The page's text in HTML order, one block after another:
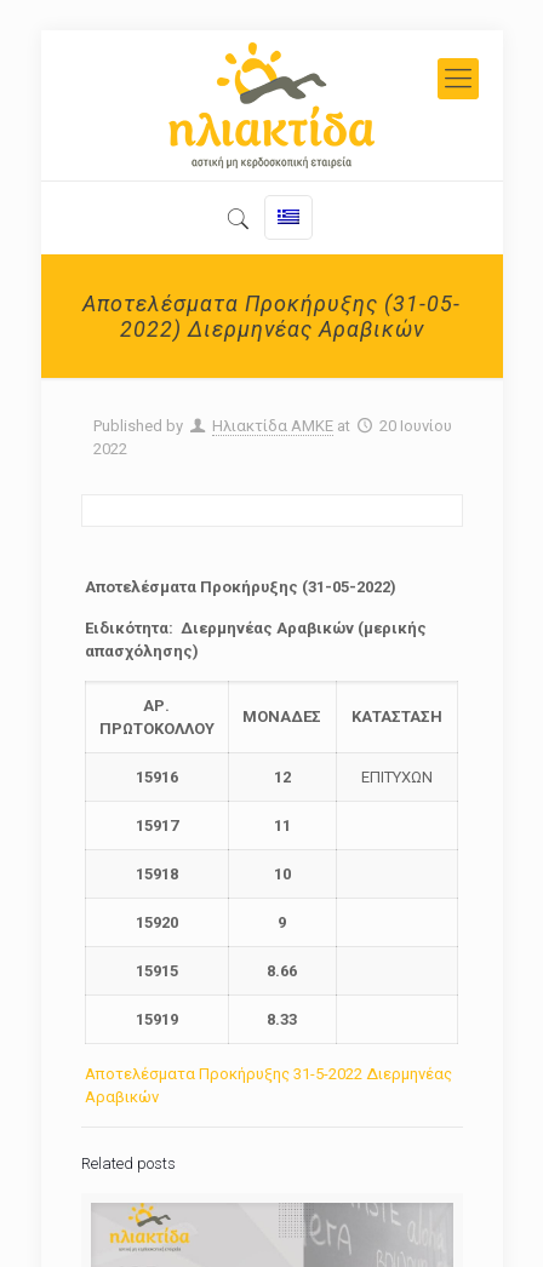
Αποτελέσματα Προκήρυξης (31-05-
2022) Διερμηνέας Αραβικών
Published by Ηλιακτίδα ΑΜΚΕ at
20 Ιουνίου
2022
Αποτελέσματα Προκήρυξης (31-05-2022)
Ειδικότητα: Διερμηνέας Αραβικών (μερικής
απασχόλησης)
ΑΡ.
ΠΡΩΤΟΚΟΛΛΟΥ
ΜΟΝΑΔΕΣ ΚΑΤΑΣΤΑΣΗ
15916 12 ΕΠΙΤΥΧΩΝ
15917 11
15918 10
15920 9
15915 8.66
15919 8.33
Αποτελέσματα Προκήρυξης 31-5-2022 Διερμηνέας
Αραβικών
Related posts